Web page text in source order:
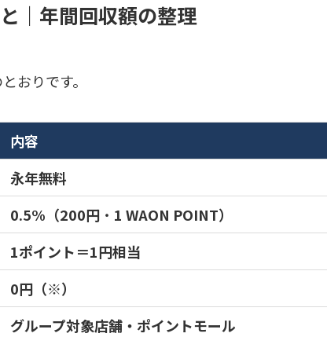
｜年間回収額の整理
おりです。
内容
永年無料
0.5%（200円・ 1 WAON POINT）
1ポイント＝1円相当
0円（※）
グループ対象店舗・ポイントモール